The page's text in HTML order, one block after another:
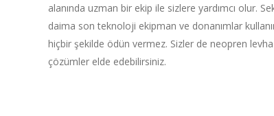
alanında uzman bir ekip ile sizlere yardımcı olur.
daima son teknoloji ekipman ve donanımlar
hiçbir şekilde ödün vermez. Sizler de neopren
çözümler elde edebilirsiniz.